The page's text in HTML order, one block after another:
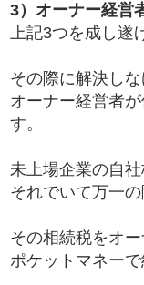
3）オーナー経営
上記3つを成し遂
その際に解決しな
オーナー経営者
す。
未上場企業の自社
それでいて万一
その相続税をオー
ポケットマネー